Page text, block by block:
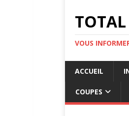
VOUS
ACCUEIL
COUPES